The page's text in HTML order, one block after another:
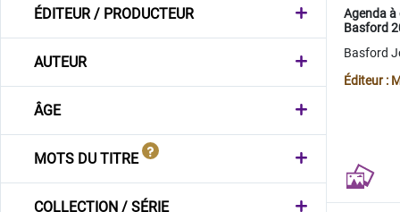
ÉDITEUR / PRODUCTEUR
AUTEUR
ÂGE
MOTS DU TITRE
COLLECTION / SÉRIE
Agenda
Basford
Basford
Éditeur :